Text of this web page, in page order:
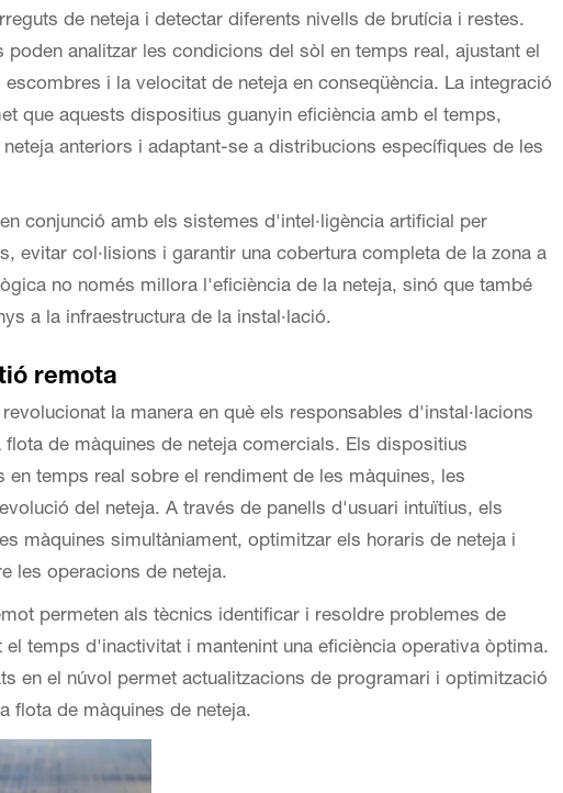
de neteja i detectar diferents nivells de brutícia i restes.
poden analitzar les condicions del sòl en temps real, ajustant el
i la velocitat de neteja en conseqüència. La integració
que aquests dispositius guanyin eficiència amb el temps,
anteriors i adaptant-se a distribucions específiques de les
conjunció amb els sistemes d'intel·ligència artificial per
evitar col·lisions i garantir una cobertura completa de la zona a
no només millora l'eficiència de la neteja, sinó que també
a la infraestructura de la instal·lació.
remota
la manera en què els responsables d'instal·lacions
de màquines de neteja comercials. Els dispositius
en temps real sobre el rendiment de les màquines, les
del neteja. A través de panells d'usuari intuïtius, els
màquines simultàniament, optimitzar els horaris de neteja i
les operacions de neteja.
permeten als tècnics identificar i resoldre problemes de
temps d'inactivitat i mantenint una eficiència operativa òptima.
en el núvol permet actualitzacions de programari i optimització
flota de màquines de neteja.